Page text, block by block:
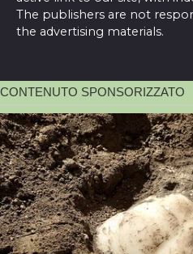
The publishers are not
the advertising materials.